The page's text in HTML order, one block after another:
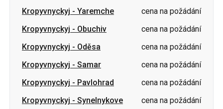
Kropyvnyckyj-Samar
cena na požádání
Kropyvnyckyj-Pavlohrad
cena na požádání
Kropyvnyckyj-Synelnykove
cena na požádání
Kropyvnyckyj-Kramatorsk cena na požádání